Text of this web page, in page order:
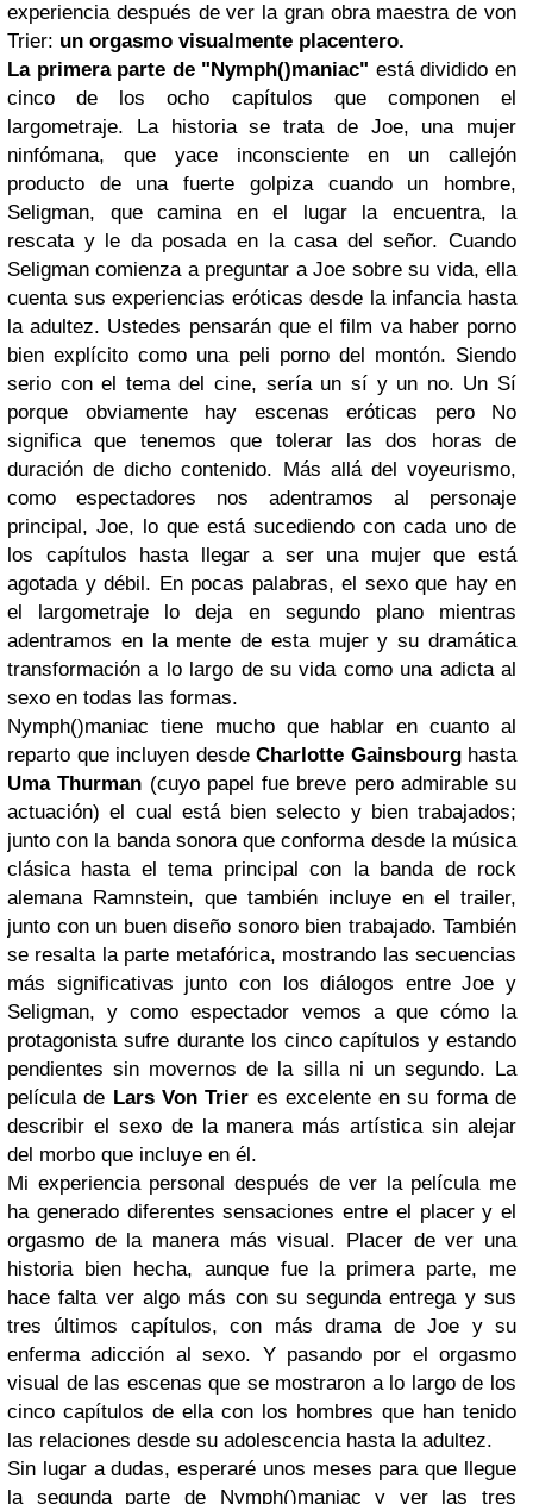
experiencia después de ver la gran obra maestra de von
Trier: un orgasmo visualmente placentero.
La primera parte de "Nymph()maniac" está dividido en
cinco de los ocho capítulos que componen el
largometraje. La historia se trata de Joe, una mujer
ninfómana, que yace inconsciente en un callejón
producto de una fuerte golpiza cuando un hombre,
Seligman, que camina en el lugar la encuentra, la
rescata y le da posada en la casa del señor. Cuando
Seligman comienza a preguntar a Joe sobre su vida, ella
cuenta sus experiencias eróticas desde la infancia hasta
la adultez. Ustedes pensarán que el film va haber porno
bien explícito como una peli porno del montón. Siendo
serio con el tema del cine, sería un sí y un no. Un Sí
porque obviamente hay escenas eróticas pero No
significa que tenemos que tolerar las dos horas de
duración de dicho contenido. Más allá del voyeurismo,
como espectadores nos adentramos al personaje
principal, Joe, lo que está sucediendo con cada uno de
los capítulos hasta llegar a ser una mujer que está
agotada y débil. En pocas palabras, el sexo que hay en
el largometraje lo deja en segundo plano mientras
adentramos en la mente de esta mujer y su dramática
transformación a lo largo de su vida como una adicta al
sexo en todas las formas.
Nymph()maniac tiene mucho que hablar en cuanto al
reparto que incluyen desde Charlotte Gainsbourghasta
Uma Thurman (cuyo papel fue breve pero admirable su
actuación) el cual está bien selecto y bien trabajados;
junto con la banda sonora que conforma desde la música
clásica hasta el tema principal con la banda de rock
alemana Ramnstein, que también incluye en el trailer,
junto con un buen diseño sonoro bien trabajado. También
se resalta la parte metafórica, mostrando las secuencias
más significativas junto con los diálogos entre Joe y
Seligman, y como espectador vemos a que cómo la
protagonista sufre durante los cinco capítulos y estando
pendientes sin movernos de la silla ni un segundo. La
película de Lars Von Trier es excelente en su forma de
describir el sexo de la manera más artística sin alejar
del morbo que incluye en él.
Mi experiencia personal después de ver la película me
ha generado diferentes sensaciones entre el placer y el
orgasmo de la manera más visual. Placer de ver una
historia bien hecha, aunque fue la primera parte, me
hace falta ver algo más con su segunda entrega y sus
tres últimos capítulos, con más drama de Joe y su
enferma adicción al sexo. Y pasando por el orgasmo
visual de las escenas que se mostraron a lo largo de los
cinco capítulos de ella con los hombres que han tenido
las relaciones desde su adolescencia hasta la adultez.
Sin lugar a dudas, esperaré unos meses para que llegue
la segunda parte de Nymph()maniac y ver las tres